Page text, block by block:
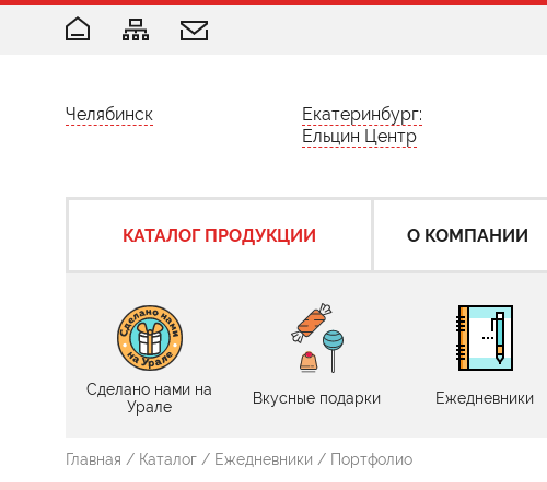
Челябинск
Екатеринбург:
Ельцин Центр
КАТАЛОГ ПРОДУКЦИИ О КОМПАНИИ
Сделано нами на
Урале
Вкусные подарки Ежедневники
Главная / Каталог / Ежедневники / Портфолио